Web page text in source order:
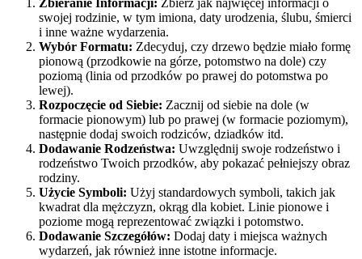
Zbieranie Informacji: Zbierz jak najwięcej informacji o
swojej rodzinie, w tym imiona, daty urodzenia, ślubu, śmierci
i inne ważne wydarzenia.
Wybór Formatu: Zdecyduj, czy drzewo będzie miało formę
pionową (przodkowie na górze, potomstwo na dole) czy
poziomą (linia od przodków po prawej do potomstwa po
lewej).
Rozpoczęcie od Siebie: Zacznij od siebie na dole (w
formacie pionowym) lub po prawej (w formacie poziomym),
następnie dodaj swoich rodziców, dziadków itd.
Dodawanie Rodzeństwa: Uwzględnij swoje rodzeństwo i
rodzeństwo Twoich przodków, aby pokazać pełniejszy obraz
rodziny.
Użycie Symboli: Użyj standardowych symboli, takich jak
kwadrat dla mężczyzn, okrąg dla kobiet. Linie pionowe i
poziome mogą reprezentować związki i potomstwo.
Dodawanie Szczegółów: Dodaj daty i miejsca ważnych
wydarzeń, jak również inne istotne informacje.